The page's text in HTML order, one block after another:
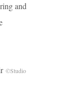
and
©Studio